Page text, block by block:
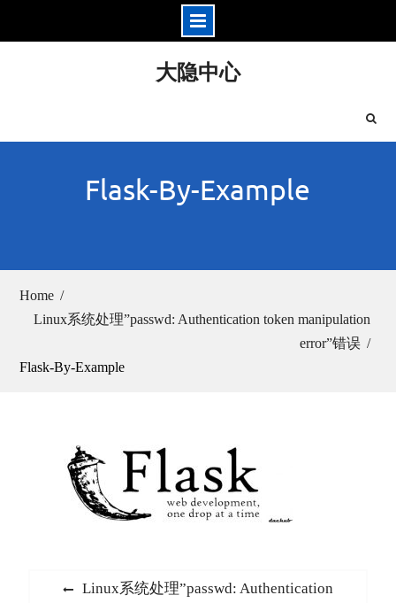
大隐中心
Flask-By-Example
Home
Linux系统处理”passwd: Authentication token manipulation
error”错误
Flask-By-Example
Previous
Linux系统处理”passwd: Authentication